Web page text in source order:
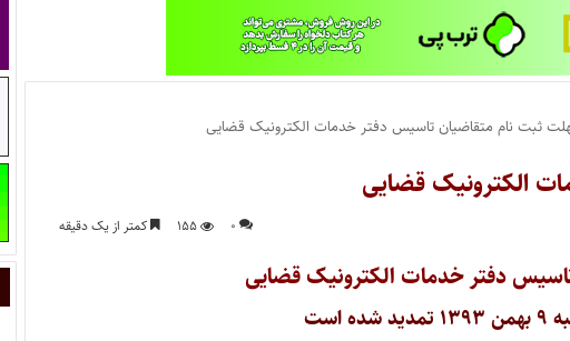
ثبت نام متقاضیان تاسیس دفتر خدمات الکترونیک قضایی
الکترونیک قضایی
۰ ۱۵۵ کمتر از یک دقیقه
دفتر خدمات الکترونیک قضایی